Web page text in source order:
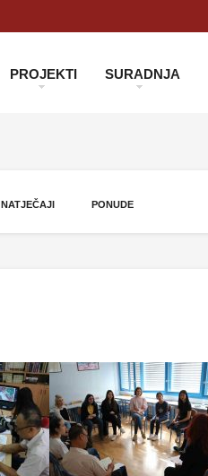
PROJEKTI SURADNJA
NATJEČAJI PONUDE